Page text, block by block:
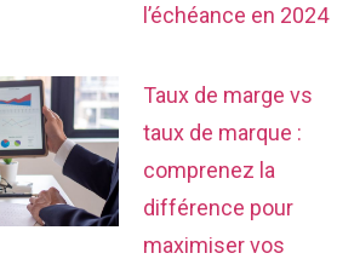
l’échéance en 2024
Taux de marge vs
taux de marque :
comprenez la
différence pour
maximiser vos